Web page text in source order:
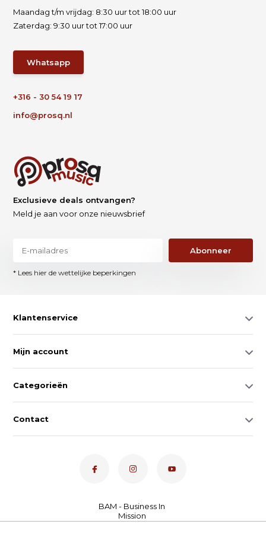
Maandag t/m vrijdag: 8:30 uur tot 18:00 uur
Zaterdag: 9:30 uur tot 17:00 uur
Whatsapp
+316 - 30 54 19 17
info@prosq.nl
Exclusieve deals ontvangen?
Meld je aan voor onze nieuwsbrief
Abonneer
* Lees hier de wettelijke beperkingen
Klantenservice
Mijn account
Categorieën
Contact